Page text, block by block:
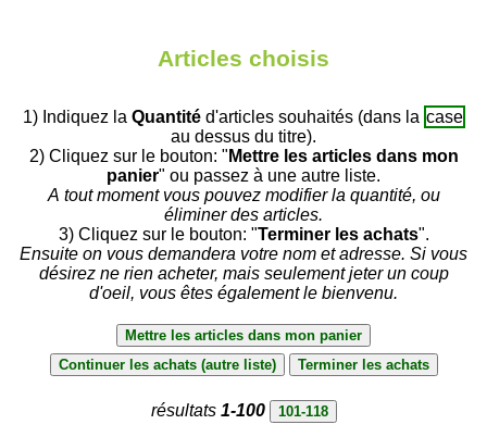
Articles choisis
1) Indiquez la Quantitéd'articles souhaités (dans la case
au dessus du titre).
2) Cliquez sur le bouton: " Mettre les articles dans mon
panier" ou passez à une autre liste.
A tout moment vous pouvez modifier la quantité, ou
éliminer des articles.
3) Cliquez sur le bouton: "Terminer les achats".
Ensuite on vous demandera votre nom et adresse. Si vous
désirez ne rien acheter, mais seulement jeter un coup
d'oeil, vous êtes également le bienvenu.
résultats 1-100